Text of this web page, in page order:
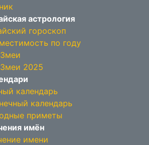
астрология
гороскоп
по году
2025
календарь
календарь
приметы
имён
имени